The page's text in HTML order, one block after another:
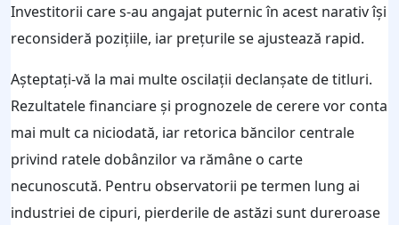
Investitorii care s-au angajat puternic în acest narativ își
reconsideră pozițiile, iar prețurile se ajustează rapid.
Așteptați-vă la mai multe oscilații declanșate de titluri.
Rezultatele financiare și prognozele de cerere vor conta
mai mult ca niciodată, iar retorica băncilor centrale
privind ratele dobânzilor va rămâne o carte
necunoscută. Pentru observatorii pe termen lung ai
industriei de cipuri, pierderile de astăzi sunt dureroase